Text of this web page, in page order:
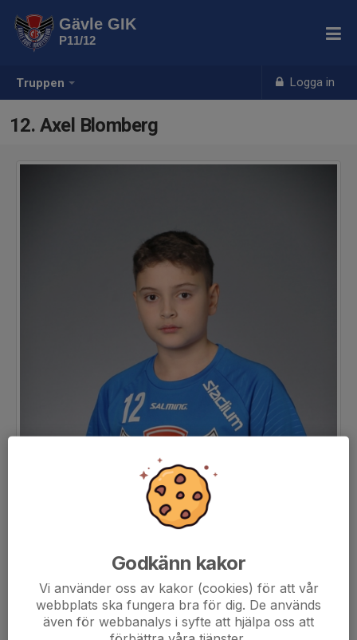
Truppen Logga in
Gävle GIK
P11/12
12. Axel Blomberg
Godkänn kakor
Vi använder oss av kakor (cookies) för att vår
webbplats ska fungera bra för dig. De används
även för webbanalys i syfte att hjälpa oss att